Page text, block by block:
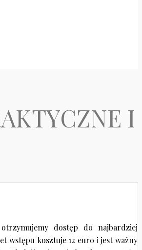
I
dostęp do najbardziej
wstępu kosztuje 12 euro i jest ważny